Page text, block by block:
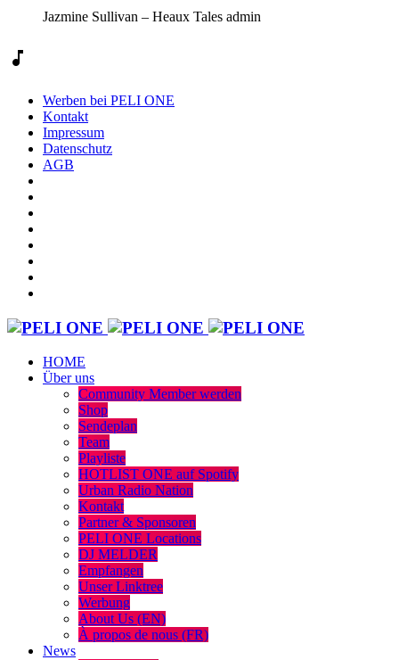
Jazmine Sullivan – Heaux Tales admin
music_note
Werben bei PELI ONE
Kontakt
Impressum
Datenschutz
AGB
HOME
Über uns
Community Member werden
Shop
Sendeplan
Team
Playliste
HOTLIST ONE auf Spotify
Urban Radio Nation
Kontakt
Partner & Sponsoren
PELI ONE Locations
DJ MELDER
Empfangen
Unser Linktree
Werbung
About Us (EN)
À propos de nous (FR)
News